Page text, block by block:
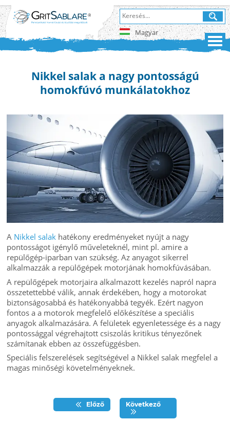
Magyar
Nikkel salak a nagy pontosságú
homokfúvó munkálatokhoz
A Nikkel salak hatékony eredményeket nyújt a nagy
pontosságot igénylő műveleteknél, mint pl. amire a
repülőgép-iparban van szükség. Az anyagot sikerrel
alkalmazzák a repülőgépek motorjának homokfúvásában.
A repülőgépek motorjaira alkalmazott kezelés napról napra
összetettebbé válik, annak érdekében, hogy a motorokat
biztonságosabbá és hatékonyabbá tegyék. Ezért nagyon
fontos a a motorok megfelelő előkészítése a speciális
anyagok alkalmazására. A felületek egyenletessége és a nagy
pontossággal végrehajtott csiszolás kritikus tényezőnek
számítanak ebben az összefüggésben.
Speciális felszerelések segítségével a Nikkel salak megfelel a
magas minőségi követelményeknek.
Előző Következő